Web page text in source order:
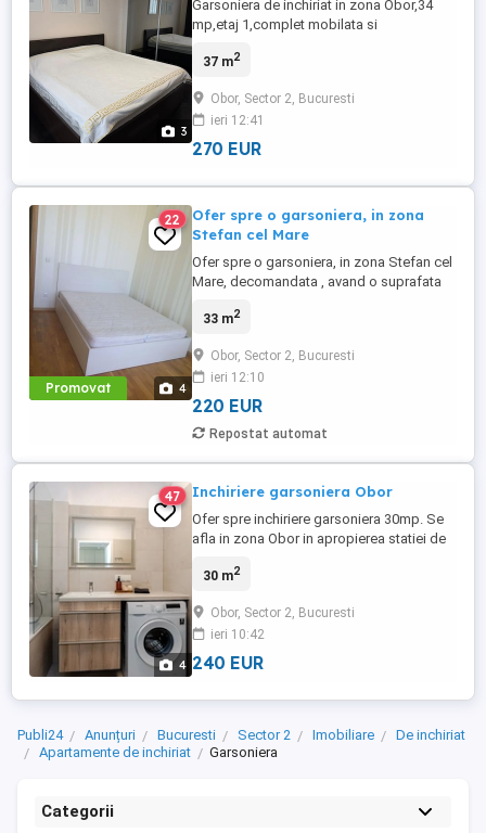
3
Garsoniera de inchiriat in zona Obor,34
mp,etaj 1,complet mobilata si
pentru o persoana sau un cuplu. Situata la
rapid catre Stefan cel
Mare,Colentina,Iancului si Veranda Mall. In
apropiere se gasesc
37 m2
Obor, Sector 2, Bucuresti
ieri 12:41
270 EUR
Promovat 4
22
Ofer spre o garsoniera, in zona
Stefan cel Mare
Ofer spre o garsoniera, in zona Stefan cel
Mare, decomandata , avand o suprafata
are urmatoarea compartimentare:
dormitor si baie cu cada. Apartamentul nu
este pet friendly
33 m2
Obor, Sector 2, Bucuresti
ieri 12:10
220 EUR
Repostat automat
4
47 Inchiriere garsoniera Obor
Ofer spre inchiriere garsoniera 30mp. Se
afla in zona Obor in apropierea statiei de
comerciale. Etaj: 1
30 m2
Obor, Sector 2, Bucuresti
ieri 10:42
240 EUR
Publi24 Anunțuri Bucuresti Sector 2 Imobiliare
De inchiriat
Apartamente de inchiriat
Garsoniera
Categorii